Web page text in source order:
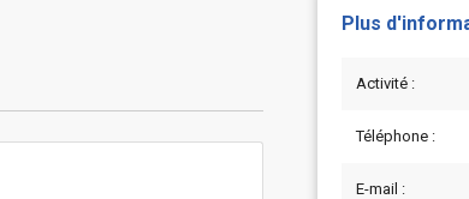
Plus
Activité :
Téléphone :
E-mail :